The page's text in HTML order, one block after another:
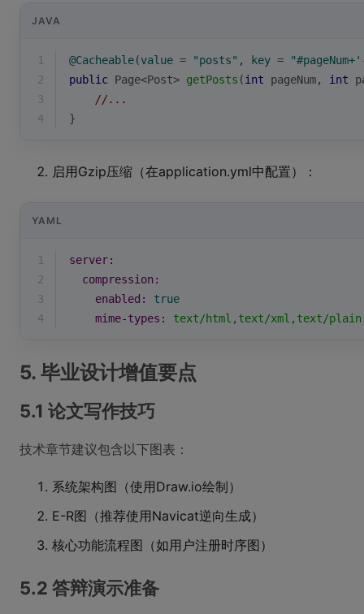
JAVA
1
@Cacheable(value = "posts", key =
2
public Page<Post> getPosts (int pageNum, int
3
//...
4
}
启用Gzip压缩（在application.yml中配置）：
YAML
1
server:
2
compression:
3
enabled:
true
4
mime-types: text/html,text/xml,text/
5. 毕业设计增值要点
5.1 论文写作技巧
技术章节建议包含以下图表：
系统架构图（使用Draw.io绘制）
E-R图（推荐使用Navicat逆向生成）
核心功能流程图（如用户注册时序图）
5.2 答辩演示准备